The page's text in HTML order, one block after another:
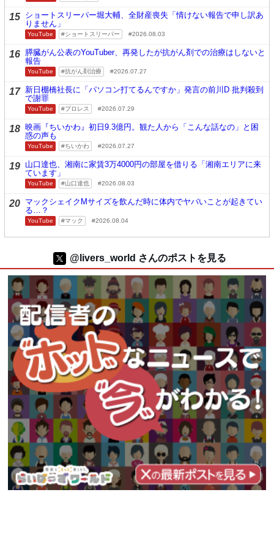
15 ショートスリーパー堀大輔、全財産喪失「情けない報告で申し訳あ
りません」
YouTube ショートスリーパー 2026.08.03
16 膵臓がん公表のYouTuber、再発したが抗がん剤での治療はしないと
報告
YouTube 抗がん剤治療 2026.07.27
17 新日棚橋社長に「パソコン打てるんですか」発言の前川D 批判殺到
で謝罪
YouTube プロレス 2026.07.29
18 映画『ちいかわ』初日9.3億円。観た人から「こんな話なの」と困
惑の声も
YouTube ちいかわ 2026.07.27
19 山口達也、湘南に家賃3万4000円の部屋を借りる「湘南エリアに来
ています」
YouTube 山口達也 2026.08.03
20 マックシェイクMサイズを飲んだ時に体内でヤバいことが起きてい
る…？
YouTube マック 2026.08.04
@livers_world さんのポストを見る